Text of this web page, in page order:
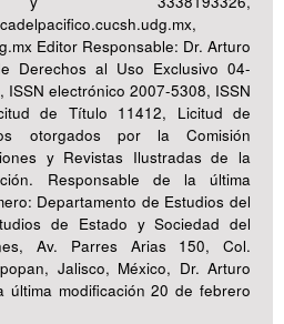
Editor Responsable: Dr. Arturo
Derechos al Uso Exclusivo 04-
electrónico 2007-5308, ISSN
de Título 11412, Licitud de
otorgados por la Comisión
y Revistas Ilustradas de la
Responsable de la última
Departamento de Estudios del
de Estado y Sociedad del
Av. Parres Arias 150, Col.
Jalisco, México, Dr. Arturo
modificación 20 de febrero